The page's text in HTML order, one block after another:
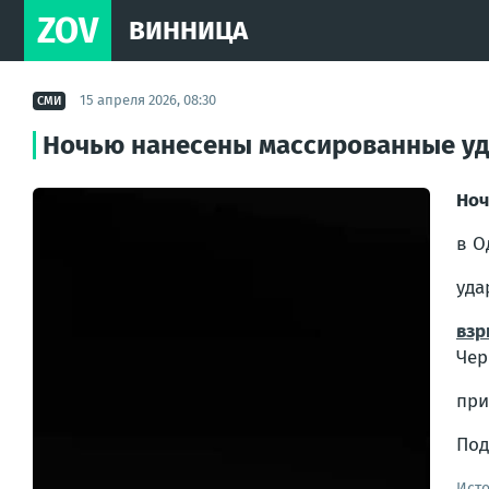
ZOV ВИННИЦА
СМИ 15 апреля 2026, 08:30
Ночью нанесены массированные
в